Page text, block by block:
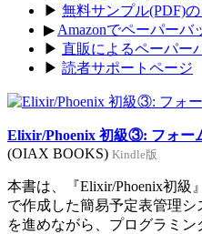
▶ 無料サンプル(PDF)
▶ Amazonでペーパーバ
▶ 直販によるペーパー
▶ 読者サポートページ
Elixir/Phoenix 初級③: フォー
(OIAX BOOKS) Kindle版
本書は、『Elixir/Phoenix初級
で作成した簡易予定表管理シ
を進めながら、プログラミ